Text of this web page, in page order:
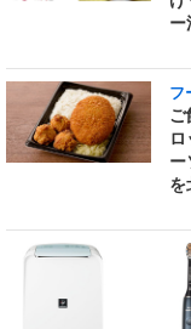
ー
フ
ご
ー
を